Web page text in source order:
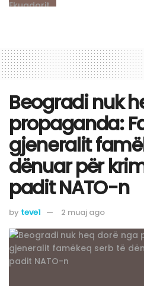
Beogradi nuk
propaganda:
gjeneralit
dënuar për
padit NATO-n
by teve1 2 muaj ago